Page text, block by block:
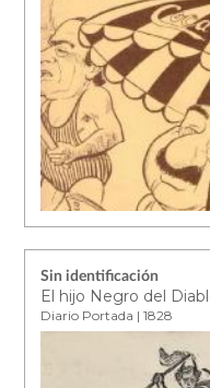
Sin identificación
El hijo Negro del
Diario Portada | 1828